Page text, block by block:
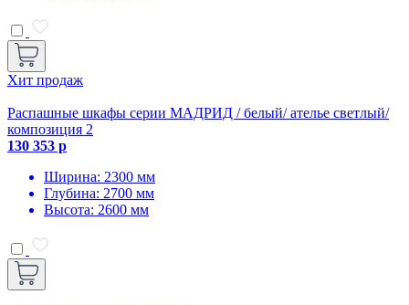
Хит продаж
Распашные шкафы серии МАДРИД / белый/ ателье светлый/
композиция 2
130 353 р
Ширина: 2300 мм
Глубина: 2700 мм
Высота: 2600 мм